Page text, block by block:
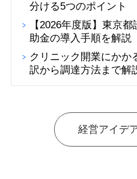
分ける5つのポイント
【2026年度版】東京
助金の導入手順を解説
クリニック開業にかか
訳から調達方法まで解
経営アイデ